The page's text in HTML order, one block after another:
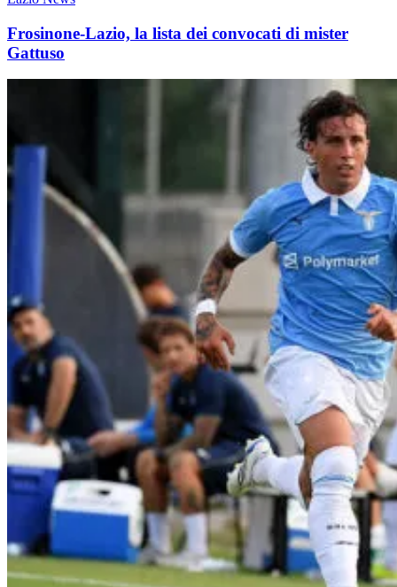
Frosinone-Lazio, la lista dei convocati di mister
Gattuso